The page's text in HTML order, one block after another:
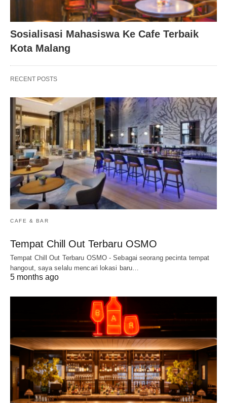
Sosialisasi Mahasiswa Ke Cafe Terbaik
Kota Malang
RECENT POSTS
CAFE & BAR
Tempat Chill Out Terbaru OSMO
Tempat Chill Out Terbaru OSMO - Sebagai seorang pecinta tempat
hangout, saya selalu mencari lokasi baru…
5 months ago